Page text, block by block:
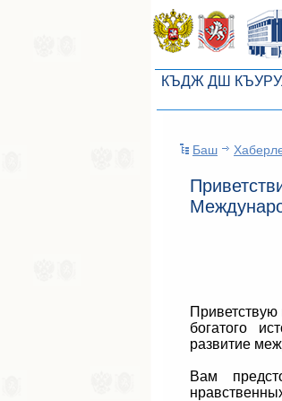
КЪДЖ ДШ
КъМДж ЮР
Депутатлар
КъМДж ЮР
Советники
Управление
Поиск депутата
Баш
богатого
развитие
Вам